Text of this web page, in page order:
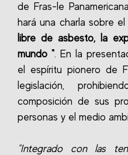
de Fras-le
hará una charla sobre el
libre de asbesto, la
mundo ". En la
el espíritu pionero de
legislación,
composición de sus
personas y el medio
"Integrado con las